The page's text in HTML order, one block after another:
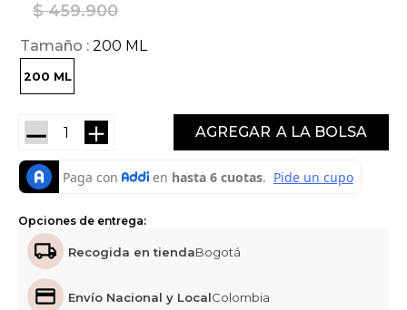
$ 459.900
Tamaño 200 ML
200 ML
＋
－ AGREGAR
Opciones de entrega:
Recogida en tiendaBogotá
Envío Nacional y LocalColombia